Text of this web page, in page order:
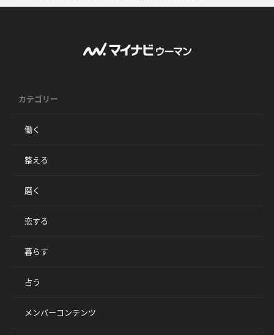
カテゴリー
働く
整える
磨く
恋する
暮らす
占う
メンバーコンテンツ